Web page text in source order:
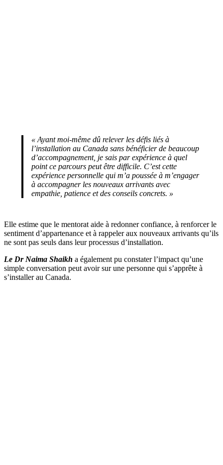
« Ayant moi-même dû relever les défis liés à
l’installation au Canada sans bénéficier de beaucoup
d’accompagnement, je sais par expérience à quel
point ce parcours peut être difficile. C’est cette
expérience personnelle qui m’a poussée à m’engager
à accompagner les nouveaux arrivants avec
empathie, patience et des conseils concrets. »
Elle estime que le mentorat aide à redonner confiance, à renforcer le
sentiment d’appartenance et à rappeler aux nouveaux arrivants qu’ils
ne sont pas seuls dans leur processus d’installation.
Le Dr Naima Shaikh a également pu constater l’impact qu’une
simple conversation peut avoir sur une personne qui s’apprête à
s’installer au Canada.